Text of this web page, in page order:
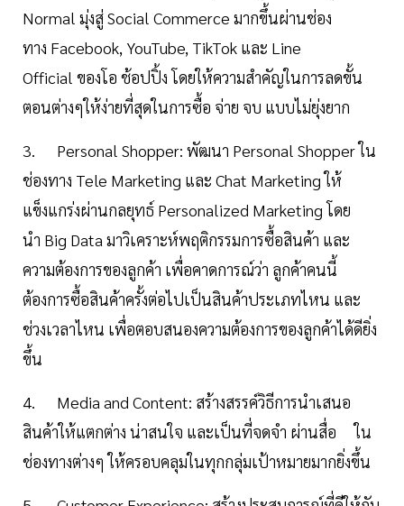
Normal มุ่งสู่ Social Commerce มากขึ้นผ่านช่อง
ทาง Facebook, YouTube, TikTok และ Line
Official ของโอ ช้อปปิ้ง โดยให้ความสำคัญในการลดขั้น
ตอนต่างๆให้ง่ายที่สุดในการซื้อ จ่าย จบ แบบไม่ยุ่งยาก
3. Personal Shopper: พัฒนา Personal Shopper ใน
ช่องทาง Tele Marketing และ Chat Marketing ให้
แข็งแกร่งผ่านกลยุทธ์ Personalized Marketing โดย
นำ Big Data มาวิเคราะห์พฤติกรรมการซื้อสินค้า และ
ความต้องการของลูกค้า เพื่อคาดการณ์ว่า ลูกค้าคนนี้
ต้องการซื้อสินค้าครั้งต่อไปเป็นสินค้าประเภทไหน และ
ช่วงเวลาไหน เพื่อตอบสนองความต้องการของลูกค้าได้ดียิ่ง
ขึ้น
4. Media and Content: สร้างสรรค์วิธีการนำเสนอ
สินค้าให้แตกต่าง น่าสนใจ และเป็นที่จดจำ ผ่านสื่อ ใน
ช่องทางต่างๆ ให้ครอบคลุมในทุกกลุ่มเป้าหมายมากยิ่งขึ้น